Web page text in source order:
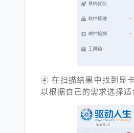
④ 在扫描结果中找到显
以根据自己的需求选择